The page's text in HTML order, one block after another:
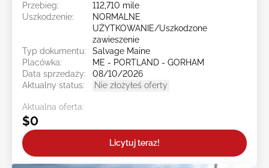
Przebieg:
112,710 mile
Uszkodzenie:
NORMALNE
UŻYTKOWANIE/Uszkodzone
zawieszenie
Typ dokumentu:
Salvage Maine
Placówka:
ME - PORTLAND - GORHAM
Data sprzedaży:
08/10/2026
Aktualny status:
Nie złożyłeś oferty
Aktualna oferta:
$0
Licytuj teraz!